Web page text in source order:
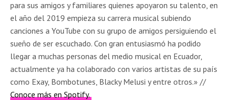
para sus amigos y familiares quienes apoyaron su talento, en
el año del 2019 empieza su carrera musical subiendo
canciones a YouTube con su grupo de amigos persiguiendo el
sueño de ser escuchado. Con gran entusiasmó ha podido
llegar a muchas personas del medio musical en Ecuador,
actualmente ya ha colaborado con varios artistas de su país
como Exay, Bombotunes, Blacky Melusi y entre otros.» //
Conoce más en Spotify.